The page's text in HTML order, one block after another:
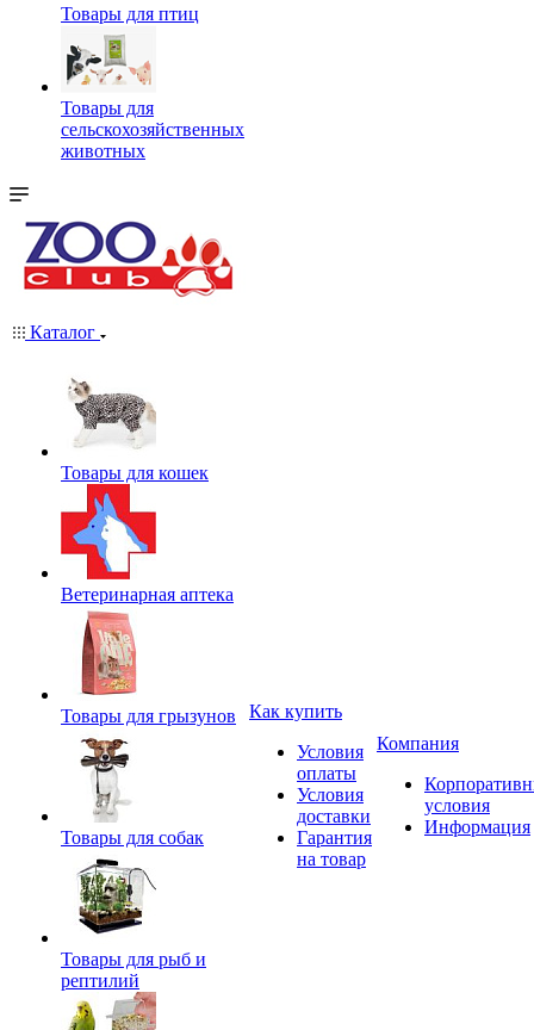
Товары для птиц
Товары для
сельскохозяйственных
животных
Каталог
Товары для кошек
Ветеринарная аптека
Товары для грызунов
Товары для собак
Товары для рыб и
рептилий
Как купить
Условия
оплаты
Условия
доставки
Гарантия
на товар
Компания
условия
Информация